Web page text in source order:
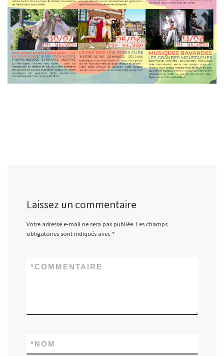
Laissez un commentaire
Votre adresse e-mail ne sera pas publiée. Les champs
obligatoires sont indiqués avec *
COMMENTAIRE
*
NOM
*